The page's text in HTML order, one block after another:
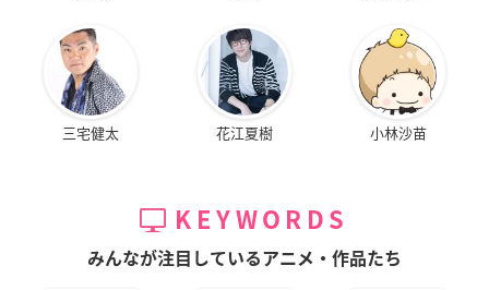
三宅健太 花江夏樹 小林沙苗
KEYWORDS
みんなが注目しているアニメ・作品たち